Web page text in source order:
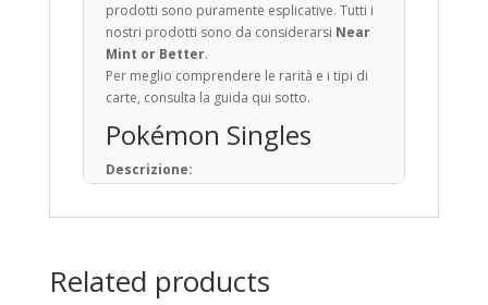
prodotti sono puramente esplicative. Tutti i
nostri prodotti sono da considerarsi Near
Mint or Better.
Per meglio comprendere le rarità e i tipi di
carte, consulta la guida qui sotto.
Pokémon Singles
Descrizione:
giapponese: ポケモンカードゲーム) è un
Pokémon.
Pubblicato per la prima volta in Giappone
Related products